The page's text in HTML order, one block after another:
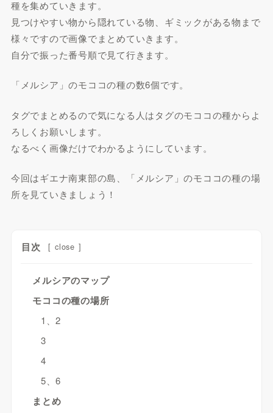
種を集めていきます。
見つけやすい物から隠れている物、ギミックがある物まで
様々ですので画像でまとめていきます。
自分で振った番号順で見て行きます。
「メルシア」のモココの種の数6個です。
タグでまとめるので気になる人はタグのモココの種からよ
ろしくお願いします。
なるべく画像だけでわかるようにしています。
今回はギエナ南東部の島、「メルシア」のモココの種の場
所を見ていきましょう！
目次 [ close ]
メルシアのマップ
モココの種の場所
1、2
3
4
5、6
まとめ